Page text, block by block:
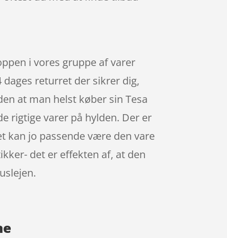
i vores gruppe af varer
dages returret der sikrer dig,
at man helst køber sin Tesa
rigtige varer på hylden. Der er
kan jo passende være den vare
det er effekten af, at den